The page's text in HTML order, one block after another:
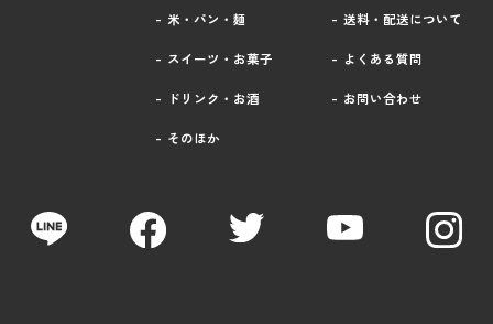
米・パン・麺
スイーツ・お菓子
ドリンク・お酒
そのほか
送料・配送について
よくある質問
お問い合わせ